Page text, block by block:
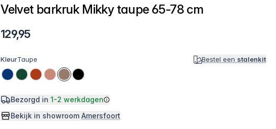
Velvet barkruk Mikky taupe 65-78 cm
129,95
KleurTaupe Bestel een stalenkit
Bezorgd in 1-2 werkdagen
Bekijk in showroomAmersfoort